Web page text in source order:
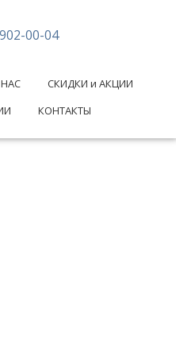
00-04
СКИДКИ и АКЦИИ
КОНТАКТЫ